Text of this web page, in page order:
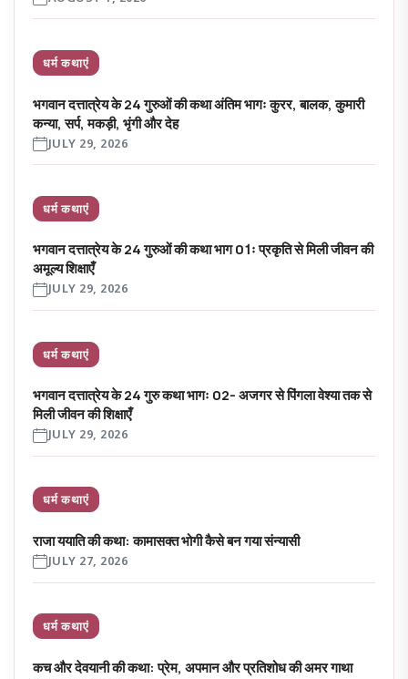
धर्म कथाएं
भगवान दत्तात्रेय के 24 गुरुओं की कथा अंतिम भागः कुरर, बालक, कुमारी
कन्या, सर्प, मकड़ी, भृंगी और देह
JULY 29, 2026
धर्म कथाएं
भगवान दत्तात्रेय के 24 गुरुओं की कथा भाग 01ः प्रकृति से मिली जीवन की
अमूल्य शिक्षाएँ
JULY 29, 2026
धर्म कथाएं
भगवान दत्तात्रेय के 24 गुरु कथा भागः 02- अजगर से पिंगला वेश्या तक से
मिली जीवन की शिक्षाएँ
JULY 29, 2026
धर्म कथाएं
राजा ययाति की कथा: कामासक्त भोगी कैसे बन गया संन्यासी
JULY 27, 2026
धर्म कथाएं
कच और देवयानी की कथा: प्रेम, अपमान और प्रतिशोध की अमर गाथा